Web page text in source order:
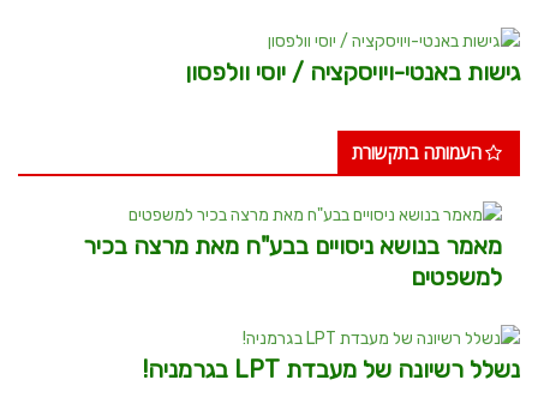
גישות באנטי-ויויסקציה / יוסי וולפסון
העמותה בתקשורת
מאמר בנושא ניסויים בבע"ח מאת מרצה בכיר
למשפטים
נשלל רשיונה של מעבדת LPT בגרמניה!